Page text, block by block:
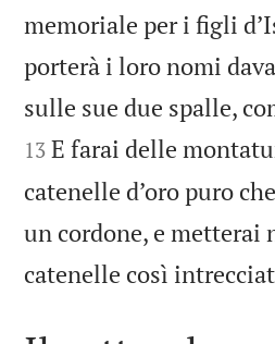
memoriale per i figli
porterà i loro nomi
sulle sue due spalle,
13 E farai delle
catenelle d’oro puro
un cordone, e metterai
catenelle così